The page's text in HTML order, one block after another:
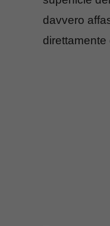
davvero
direttamente